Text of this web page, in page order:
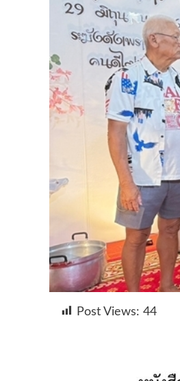
Post Views: 44